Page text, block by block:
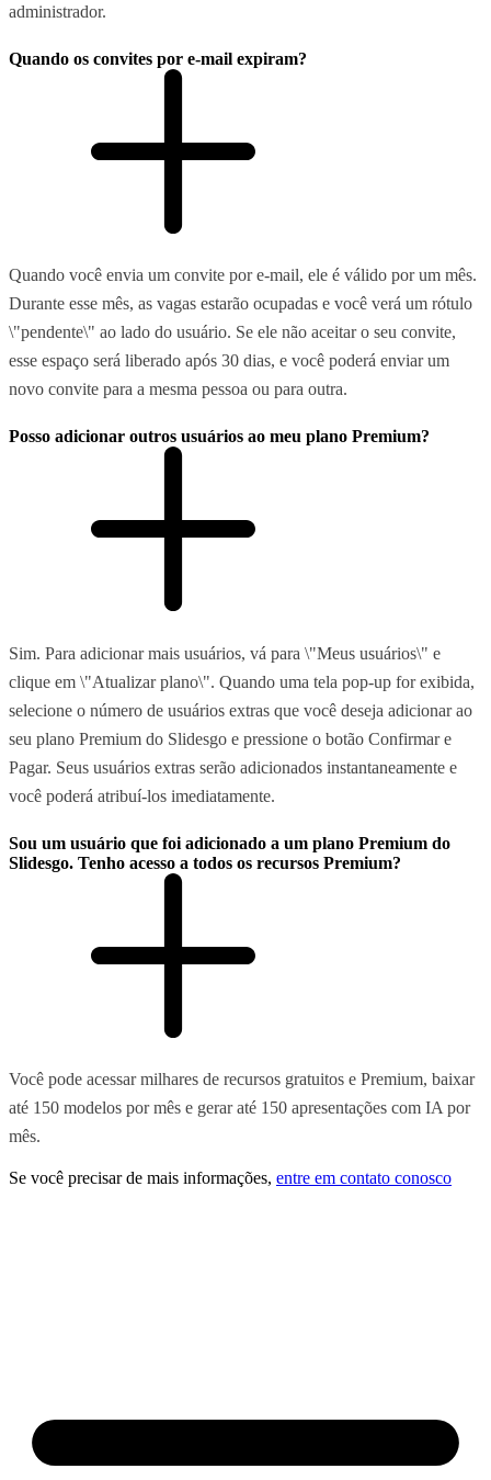
administrador.
Quando os convites por e-mail expiram?
Quando você envia um convite por e-mail, ele é válido por um mês.
Durante esse mês, as vagas estarão ocupadas e você verá um rótulo
\"pendente\" ao lado do usuário. Se ele não aceitar o seu convite,
esse espaço será liberado após 30 dias, e você poderá enviar um
novo convite para a mesma pessoa ou para outra.
Posso adicionar outros usuários ao meu plano Premium?
Sim. Para adicionar mais usuários, vá para \"Meus usuários\" e
clique em \"Atualizar plano\". Quando uma tela pop-up for exibida,
selecione o número de usuários extras que você deseja adicionar ao
seu plano Premium do Slidesgo e pressione o botão Confirmar e
Pagar. Seus usuários extras serão adicionados instantaneamente e
você poderá atribuí-los imediatamente.
Sou um usuário que foi adicionado a um plano Premium do
Slidesgo. Tenho acesso a todos os recursos Premium?
Você pode acessar milhares de recursos gratuitos e Premium, baixar
até 150 modelos por mês e gerar até 150 apresentações com IA por
mês.
Se você precisar de mais informações, entre em contato conosco